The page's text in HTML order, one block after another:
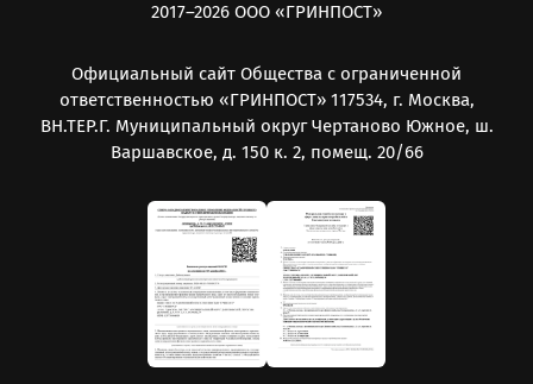
2017–2026 ООО «ГРИНПОСТ»
Официальный сайт Общества с ограниченной
ответственностью «ГРИНПОСТ» 117534, г. Москва,
ВН.ТЕР.Г. Муниципальный округ Чертаново Южное, ш.
Варшавское, д. 150 к. 2, помещ. 20/66